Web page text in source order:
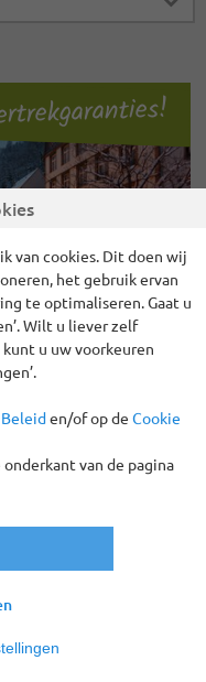
en
van cookies. Dit doen wij
het gebruik ervan
te optimaliseren. Gaat u
Wilt u liever zelf
u uw voorkeuren
en/of op de Cookie
van de pagina